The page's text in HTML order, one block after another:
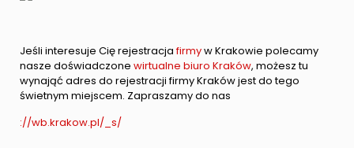
Jeśli interesuje Cię rejestracjafirmyw Krakowie polecamy
nasze doświadczone wirtualne biuro Kraków, możesz tu
wynająć adres do rejestracji firmy Kraków jest do tego
świetnym miejscem. Zapraszamy do nas
://wb.krakow.pl/_s/